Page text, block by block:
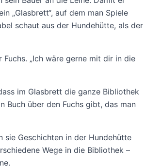
„Glasbrett“, auf dem man Spiele
schaut aus der Hundehütte, als der
Fuchs. „Ich wäre gerne mit dir in die
im Glasbrett die ganze Bibliothek
Buch über den Fuchs gibt, das man
sie Geschichten in der Hundehütte
Wege in die Bibliothek –